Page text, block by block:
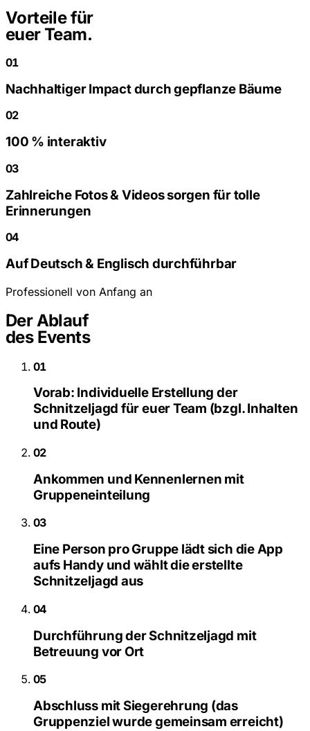
Vorteile für
euer Team.
01
Nachhaltiger Impact durch gepflanze Bäume
02
100 % interaktiv
03
Zahlreiche Fotos & Videos sorgen für tolle
Erinnerungen
04
Auf Deutsch & Englisch durchführbar
Professionell von Anfang an
Der Ablauf
des Events
01
Vorab: Individuelle Erstellung der
Schnitzeljagd für euer Team (bzgl. Inhalten
und Route)
02
Ankommen und Kennenlernen mit
Gruppeneinteilung
03
Eine Person pro Gruppe lädt sich die App
aufs Handy und wählt die erstellte
Schnitzeljagd aus
04
Durchführung der Schnitzeljagd mit
Betreuung vor Ort
05
Abschluss mit Siegerehrung (das
Gruppenziel wurde gemeinsam erreicht)